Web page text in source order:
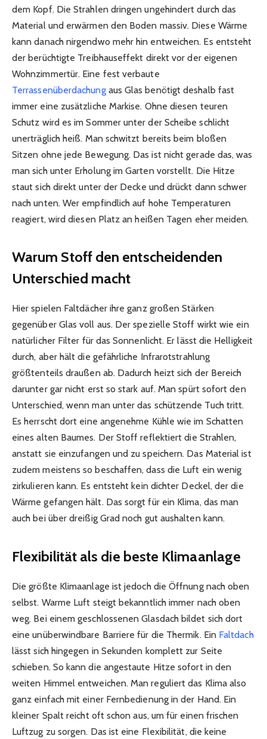
dem Kopf. Die Strahlen dringen ungehindert durch das
Material und erwärmen den Boden massiv. Diese Wärme
kann danach nirgendwo mehr hin entweichen. Es entsteht
der berüchtigte Treibhauseffekt direkt vor der eigenen
Wohnzimmertür. Eine fest verbaute
Terrassenüberdachungaus Glas benötigt deshalb fast
immer eine zusätzliche Markise. Ohne diesen teuren
Schutz wird es im Sommer unter der Scheibe schlicht
unerträglich heiß. Man schwitzt bereits beim bloßen
Sitzen ohne jede Bewegung. Das ist nicht gerade das, was
man sich unter Erholung im Garten vorstellt. Die Hitze
staut sich direkt unter der Decke und drückt dann schwer
nach unten. Wer empfindlich auf hohe Temperaturen
reagiert, wird diesen Platz an heißen Tagen eher meiden.
Warum Stoff den entscheidenden
Unterschied macht
Hier spielen Faltdächer ihre ganz großen Stärken
gegenüber Glas voll aus. Der spezielle Stoff wirkt wie ein
natürlicher Filter für das Sonnenlicht. Er lässt die Helligkeit
durch, aber hält die gefährliche Infrarotstrahlung
größtenteils draußen ab. Dadurch heizt sich der Bereich
darunter gar nicht erst so stark auf. Man spürt sofort den
Unterschied, wenn man unter das schützende Tuch tritt.
Es herrscht dort eine angenehme Kühle wie im Schatten
eines alten Baumes. Der Stoff reflektiert die Strahlen,
anstatt sie einzufangen und zu speichern. Das Material ist
zudem meistens so beschaffen, dass die Luft ein wenig
zirkulieren kann. Es entsteht kein dichter Deckel, der die
Wärme gefangen hält. Das sorgt für ein Klima, das man
auch bei über dreißig Grad noch gut aushalten kann.
Flexibilität als die beste Klimaanlage
Die größte Klimaanlage ist jedoch die Öffnung nach oben
selbst. Warme Luft steigt bekanntlich immer nach oben
weg. Bei einem geschlossenen Glasdach bildet sich dort
eine unüberwindbare Barriere für die Thermik. Ein Faltdach
lässt sich hingegen in Sekunden komplett zur Seite
schieben. So kann die angestaute Hitze sofort in den
weiten Himmel entweichen. Man reguliert das Klima also
ganz einfach mit einer Fernbedienung in der Hand. Ein
kleiner Spalt reicht oft schon aus, um für einen frischen
Luftzug zu sorgen. Das ist eine Flexibilität, die keine